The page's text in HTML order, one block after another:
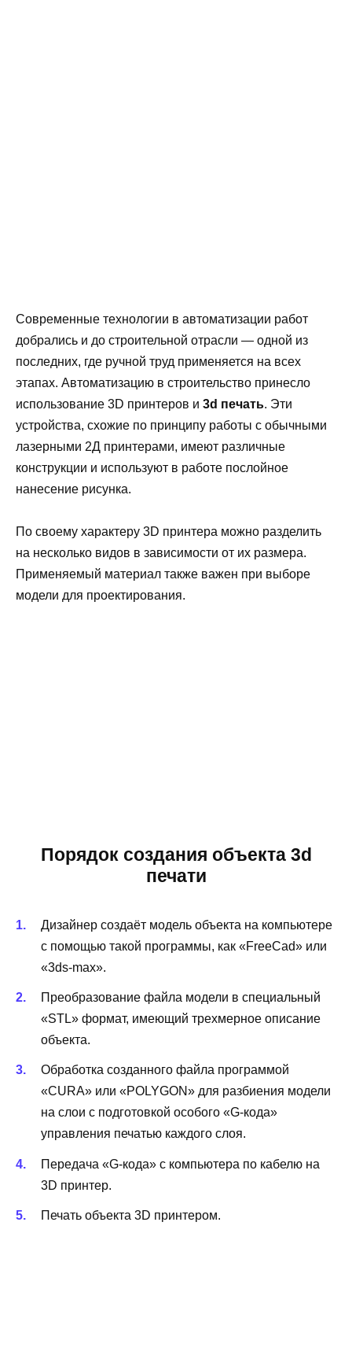
Современные технологии в автоматизации работ
добрались и до строительной отрасли — одной из
последних, где ручной труд применяется на всех
этапах. Автоматизацию в строительство принесло
использование 3D принтеров и 3d печать. Эти
устройства, схожие по принципу работы с обычными
лазерными 2Д принтерами, имеют различные
конструкции и используют в работе послойное
нанесение рисунка.
По своему характеру 3D принтера можно разделить
на несколько видов в зависимости от их размера.
Применяемый материал также важен при выборе
модели для проектирования.
Порядок создания объекта 3d
печати
Дизайнер создаёт модель объекта на компьютере
с помощью такой программы, как «FreeCad» или
«3ds-max».
Преобразование файла модели в специальный
«STL» формат, имеющий трехмерное описание
объекта.
Обработка созданного файла программой
«CURA» или «POLYGON» для разбиения модели
на слои c подготовкой особого «G-кода»
управления печатью каждого слоя.
Передача «G-кода» с компьютера по кабелю на
3D принтер.
Печать объекта 3D принтером.